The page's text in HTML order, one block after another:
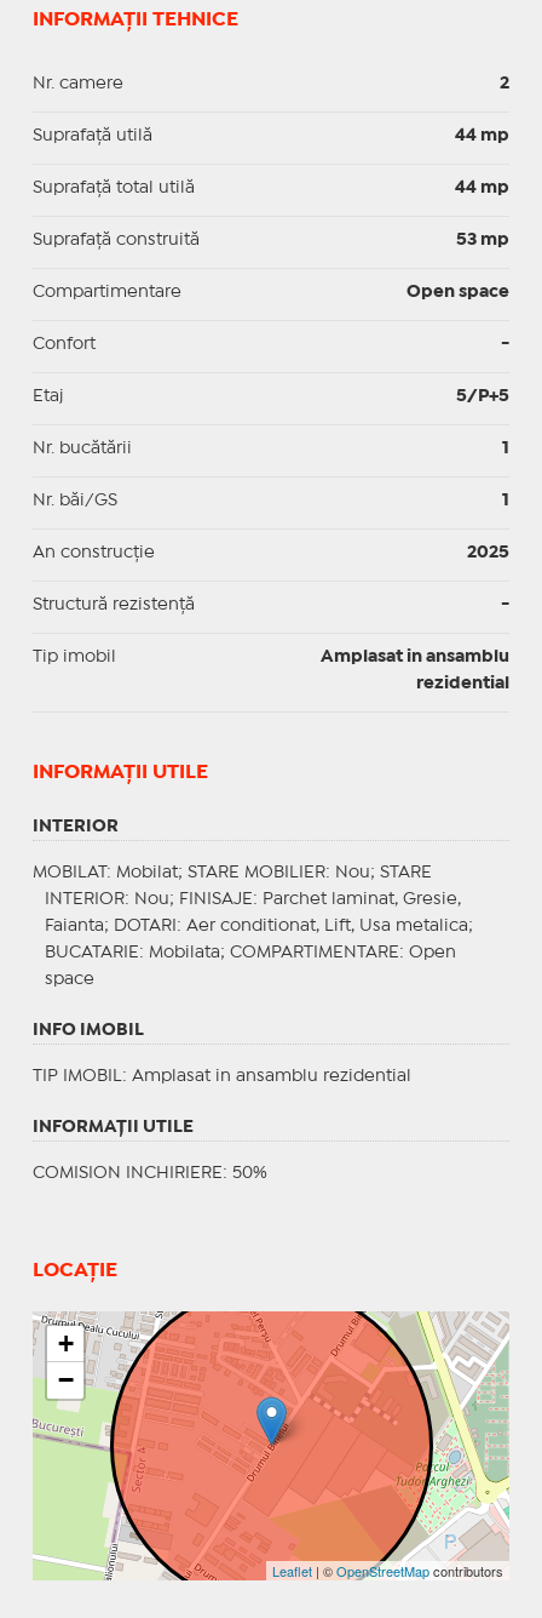
INFORMAȚII TEHNICE
Nr. camere 2
Suprafaţă utilă 44 mp
Suprafaţă total utilă 44 mp
Suprafaţă construită 53 mp
Compartimentare Open space
Confort -
Etaj 5/P+5
Nr. bucătării 1
Nr. băi/GS 1
An construcție 2025
Structură rezistență -
Tip imobil
Amplasat in ansamblu
rezidential
INFORMAŢII UTILE
INTERIOR
MOBILAT : Mobilat; STARE MOBILIER: Nou; STARE
INTERIOR: Nou; FINISAJE : Parchet laminat, Gresie,
Faianta;
DOTARI : Aer conditionat, Lift, Usa metalica;
BUCATARIE : Mobilata; COMPARTIMENTARE : Open
space
INFO IMOBIL
TIP IMOBIL : Amplasat in ansamblu rezidential
INFORMAŢII UTILE
COMISION INCHIRIERE: 50%
LOCAȚIE
+
−
Leaflet | ©OpenStreetMapcontributors